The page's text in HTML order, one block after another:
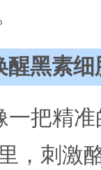
醒黑素细
把精
，刺激